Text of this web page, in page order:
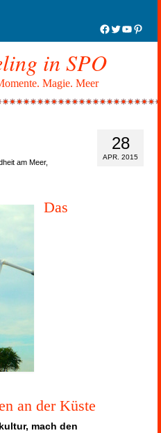
Facebook
Twitter
in SPO
Magie. Meer
28
APR. 2015
am Meer,
Das
an der Küste
mach den